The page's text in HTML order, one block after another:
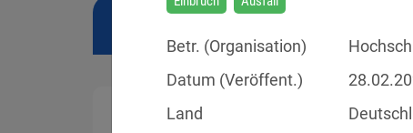
Betr. (Organisation)
Datum (Veröffent.)
Land